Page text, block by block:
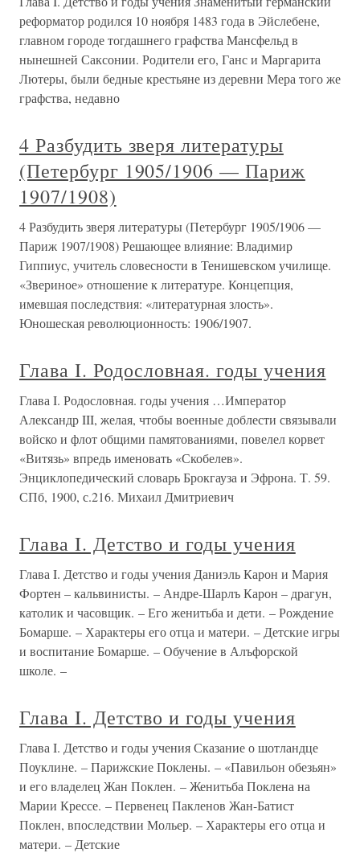
реформатор родился 10 ноября 1483 года в Эйслебене,
главном городе тогдашнего графства Мансфельд в
нынешней Саксонии. Родители его, Ганс и Маргарита
Лютеры, были бедные крестьяне из деревни Мера того же
графства, недавно
4 Разбудить зверя литературы
(Петербург 1905/1906 — Париж
1907/1908)
4 Разбудить зверя литературы (Петербург 1905/1906 —
Париж 1907/1908) Решающее влияние: Владимир
Гиппиус, учитель словесности в Тенишевском училище.
«Звериное» отношение к литературе. Концепция,
имевшая последствия: «литературная злость».
Юношеская революционность: 1906/1907.
Глава I. Родословная. годы учения
Глава I. Родословная. годы учения …Император
Александр III, желая, чтобы военные доблести связывали
войско и флот общими памятованиями, повелел корвет
«Витязь» впредь именовать «Скобелев».
Энциклопедический словарь Брокгауза и Эфрона. Т. 59.
СПб, 1900, с.216. Михаил Дмитриевич
Глава I. Детство и годы учения
Глава I. Детство и годы учения Даниэль Карон и Мария
Фортен – кальвинисты. – Андре-Шарлъ Карон – драгун,
католик и часовщик. – Его женитьба и дети. – Рождение
Бомарше. – Характеры его отца и матери. – Детские игры
и воспитание Бомарше. – Обучение в Алъфорской
школе. –
Глава I. Детство и годы учения
Глава I. Детство и годы учения Сказание о шотландце
Поуклине. – Парижские Поклены. – «Павильон обезьян»
и его владелец Жан Поклен. – Женитьба Поклена на
Марии Крессе. – Первенец Пакленов Жан-Батист
Поклен, впоследствии Мольер. – Характеры его отца и
матери. – Детские